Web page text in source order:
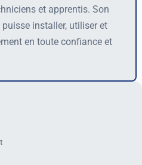
et apprentis. Son
installer, utiliser et
en toute confiance et